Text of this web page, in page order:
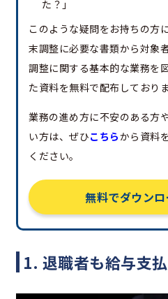
た？」
このような疑問をお持ちの方
末調整に必要な書類から対象
調整に関する基本的な業務を
た資料を無料で配布しておりま
業務の進め方に不安のある方
い方は、ぜひこちらから資料
ください。
無料でダウン
1. 退職者も給与支